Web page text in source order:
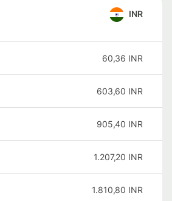
INR
60,36 INR
603,60 INR
905,40 INR
1.207,20 INR
1.810,80 INR